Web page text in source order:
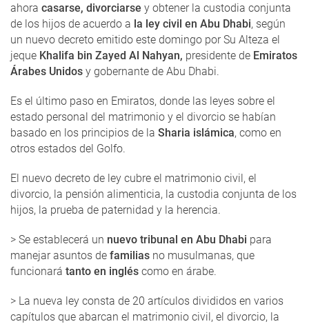
ahora casarse, divorciarse y obtener la custodia conjunta
de los hijos de acuerdo a la ley civil en Abu Dhabi, según
un nuevo decreto emitido este domingo por Su Alteza el
jeque Khalifa bin Zayed Al Nahyan, presidente de Emiratos
Árabes Unidos y gobernante de Abu Dhabi.
Es el último paso en Emiratos, donde las leyes sobre el
estado personal del matrimonio y el divorcio se habían
basado en los principios de la Sharia islámica, como en
otros estados del Golfo.
El nuevo decreto de ley cubre el matrimonio civil, el
divorcio, la pensión alimenticia, la custodia conjunta de los
hijos, la prueba de paternidad y la herencia.
> Se establecerá un nuevo tribunal en Abu Dhabi para
manejar asuntos de familias no musulmanas, que
funcionará tanto en inglés como en árabe.
> La nueva ley consta de 20 artículos divididos en varios
capítulos que abarcan el matrimonio civil, el divorcio, la